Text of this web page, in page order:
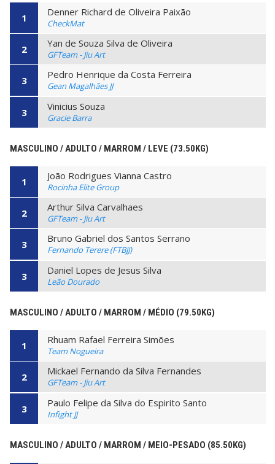
1 Denner Richard de Oliveira Paixão
CheckMat
2 Yan de Souza Silva de Oliveira
GFTeam - Jiu Art
3 Pedro Henrique da Costa Ferreira
Gean Magalhães JJ
3 Vinicius Souza
Gracie Barra
MASCULINO / ADULTO / MARROM / LEVE (73.50KG)
1 João Rodrigues Vianna Castro
Rocinha Elite Group
2 Arthur Silva Carvalhaes
GFTeam - Jiu Art
3 Bruno Gabriel dos Santos Serrano
Fernando Terere (FTBJJ)
3 Daniel Lopes de Jesus Silva
Leão Dourado
MASCULINO / ADULTO / MARROM / MÉDIO (79.50KG)
1 Rhuam Rafael Ferreira Simões
Team Nogueira
2 Mickael Fernando da Silva Fernandes
GFTeam - Jiu Art
3 Paulo Felipe da Silva do Espirito Santo
Infight JJ
MASCULINO / ADULTO / MARROM / MEIO-PESADO (85.50KG)